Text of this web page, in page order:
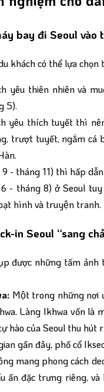
bay đi Seoul vào
khách có thể lựa
yêu thiên nhiên và
5).
yêu thích tuyết thì
trượt tuyết, ngắm cá
- tháng 11) thì hấp
- tháng 8) ở Seoul
hình và truyện tranh.
in Seoul “sang
được những tấm
Một trong những nơi
Làng Ikhwa vốn
hào của Seoul thu
gần đây, phố cổ
mang phong cách
ấn đặc trưng riêng,